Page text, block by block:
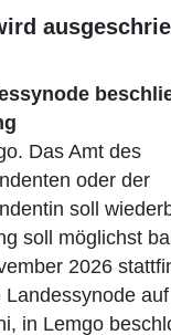
Das Amt des
oder der
soll
soll möglichst
2026
in Lemgo